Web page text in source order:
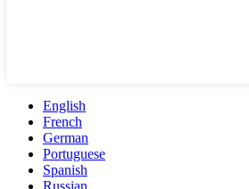
English
French
German
Portuguese
Spanish
Russian